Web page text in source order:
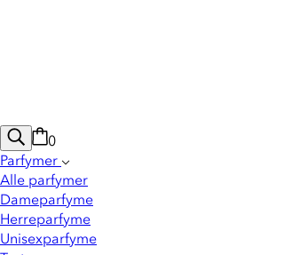
0
Parfymer
Alle parfymer
Dameparfyme
Herreparfyme
Unisexparfyme